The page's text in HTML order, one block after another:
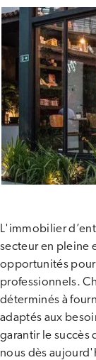
L'immobilier
secteur en pleine
opportunités pour
professionnels.
déterminés à
adaptés aux
garantir le succès
nous dès